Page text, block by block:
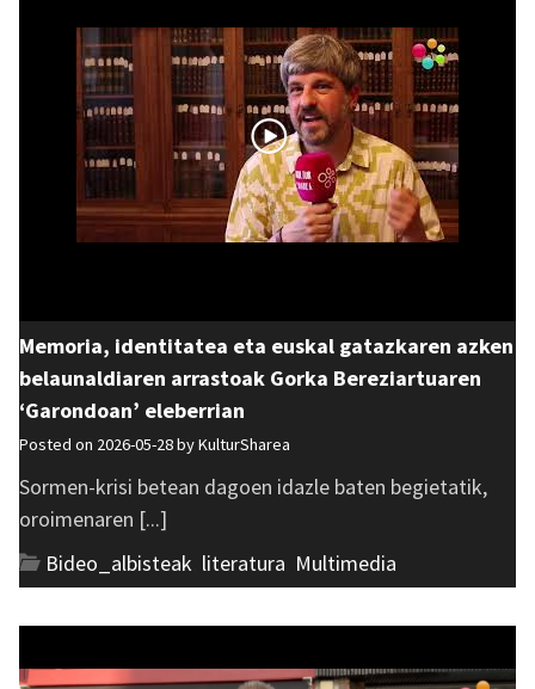
Memoria, identitatea eta euskal gatazkaren azken
belaunaldiaren arrastoak Gorka Bereziartuaren
‘Garondoan’ eleberrian
Posted on 2026-05-28 byKulturSharea
Sormen-krisi betean dagoen idazle baten begietatik,
oroimenaren [...]
Bideo_albisteak literatura Multimedia